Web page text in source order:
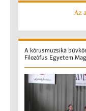
Az
A kórusmuzsika
Filozófus Egyetem